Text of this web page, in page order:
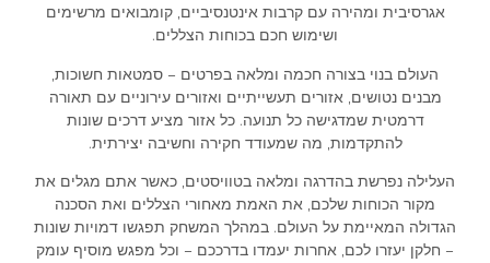
אגרסיבית ומהירה עם קרבות אינטנסיביים, קומבואים מרשימים
ושימוש חכם בכוחות הצללים.
העולם בנוי בצורה חכמה ומלאה בפרטים – סמטאות חשוכות,
מבנים נטושים, אזורים תעשייתיים ואזורים עירוניים עם תאורה
דרמטית שמדגישה כל תנועה. כל אזור מציע דרכים שונות
להתקדמות, מה שמעודד חקירה וחשיבה יצירתית.
העלילה נפרשת בהדרגה ומלאה בטוויסטים, כאשר אתם מגלים את
מקור הכוחות שלכם, את האמת מאחורי הצללים ואת הסכנה
הגדולה המאיימת על העולם. במהלך המשחק תפגשו דמויות שונות
– חלקן יעזרו לכם, אחרות יעמדו בדרככם – וכל מפגש מוסיף עומק